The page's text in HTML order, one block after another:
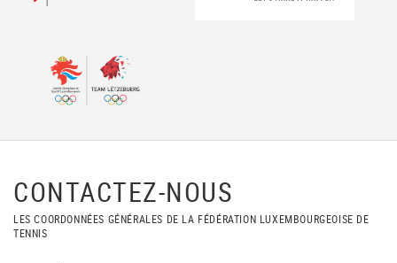
CONTACTEZ-NOUS
LES COORDONNÉES GÉNÉRALES DE LA FÉDÉRATION LUXEMBOURGEOISE DE
TENNIS